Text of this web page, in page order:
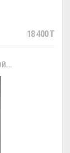
18 400 T